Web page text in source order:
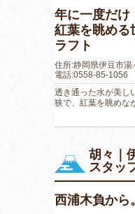
年に一度だけ
紅葉を眺める
ラフト
住所:静岡県伊豆市湯
電話:0558-85-1056
透き通った水が美し
狭で、紅葉を眺めな
胡々｜
スタッ
西浦木負から。